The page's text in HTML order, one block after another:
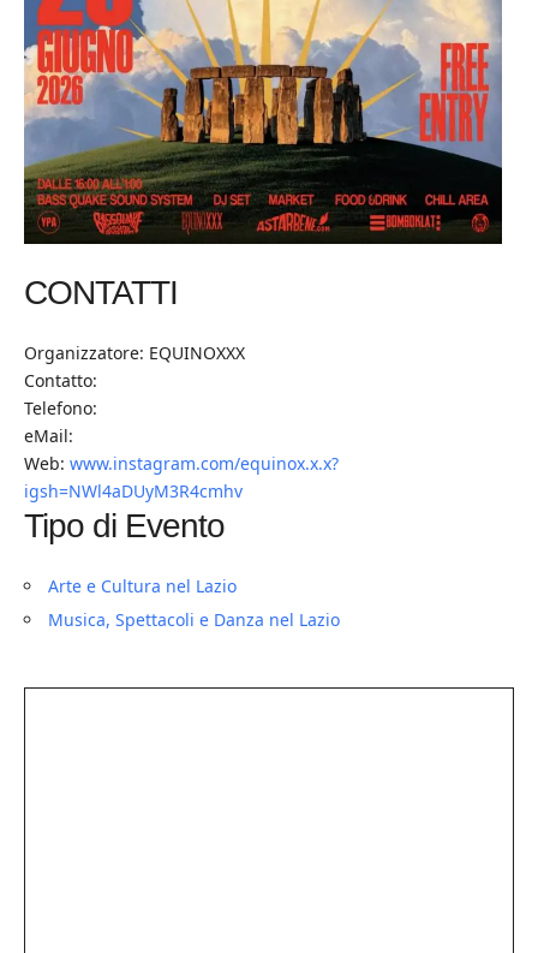
CONTATTI
Organizzatore: EQUINOXXX
Contatto:
Telefono:
eMail:
Web: www.instagram.com/equinox.x.x?
igsh=NWl4aDUyM3R4cmhv
Tipo di Evento
Arte e Cultura nel Lazio
Musica, Spettacoli e Danza nel Lazio